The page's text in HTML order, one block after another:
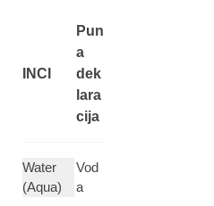
INCI
Pun
a
dek
lara
cija
Water
(Aqua)
Vod
a